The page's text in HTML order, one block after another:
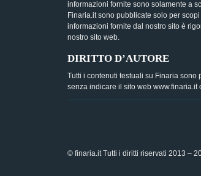
informazioni fornite sono solamente a
Finaria.it sono pubblicate solo per
informazioni fornite dal nostro sito è
nostro sito web.
DIRITTO D’AUTORE
Tutti i contenuti testuali su Finaria
senza indicare il sito web
© finaria.it Tutti i diritti riservati 2013 –